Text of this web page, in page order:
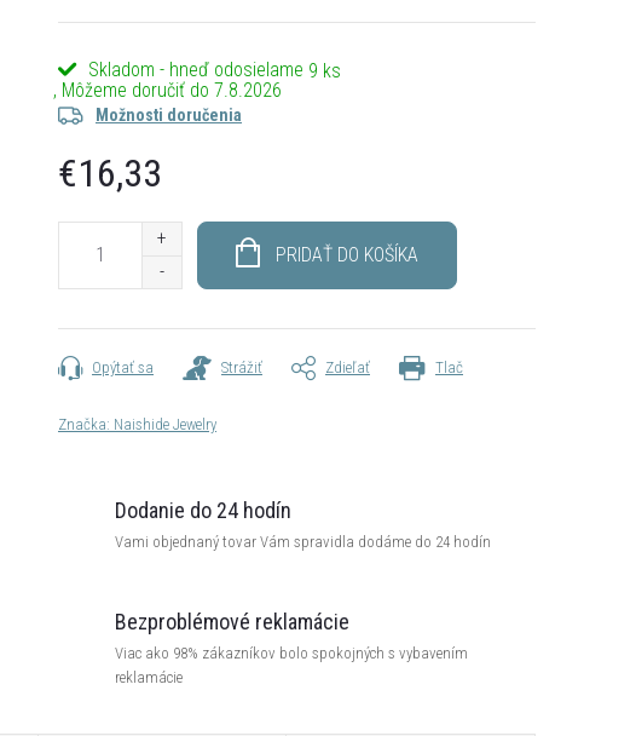
Skladom - hneď odosielame 9 ks
7.8.2026
Možnosti doručenia
€16,33
PRIDAŤ DO KOŠÍKA
Tlač
Opýtať sa Strážiť Zdieľať
Značka: Naishide Jewelry
Dodanie do 24 hodín
Vami objednaný tovar Vám spravidla dodáme do 24 hodín
Bezproblémové reklamácie
Viac ako 98% zákazníkov bolo spokojných s vybavením
reklamácie